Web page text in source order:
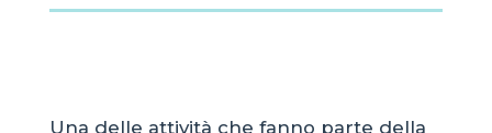
Una delle attività che fanno parte della